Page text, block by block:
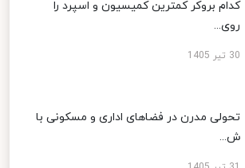
کدام بروکر کمترین کمیسیون و اسپرد را
روی...
30 تیر 1405
تحولی مدرن در فضاهای اداری و مسکونی با
ش...